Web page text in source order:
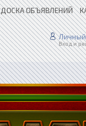
ДОСКА ОБЪЯВЛЕНИЙ
Вход и